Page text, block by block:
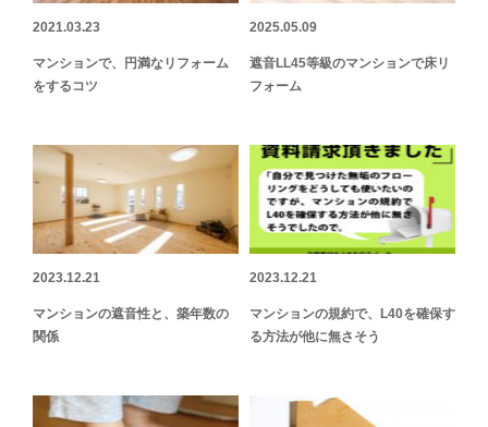
2021.03.23
マンションで、円満なリフォーム
をするコツ
2025.05.09
遮音LL45等級のマンションで床リ
フォーム
2023.12.21
マンションの遮音性と、築年数の
関係
2023.12.21
マンションの規約で、L40を確保す
る方法が他に無さそう